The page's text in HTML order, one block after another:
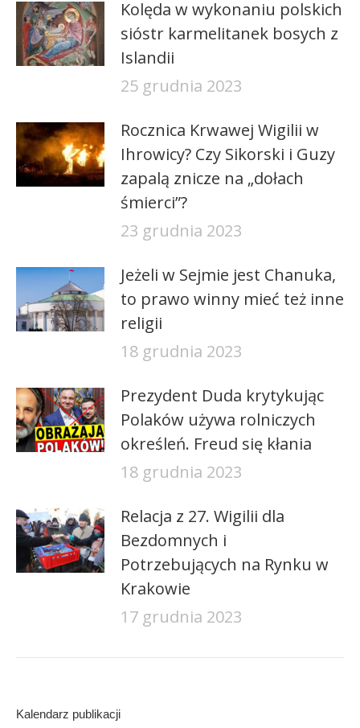
Kolęda w wykonaniu polskich
sióstr karmelitanek bosych z
Islandii
25 grudnia 2023
Rocznica Krwawej Wigilii w
Ihrowicy? Czy Sikorski i Guzy
zapalą znicze na „dołach
śmierci”?
23 grudnia 2023
Jeżeli w Sejmie jest Chanuka,
to prawo winny mieć też inne
religii
18 grudnia 2023
Prezydent Duda krytykując
Polaków używa rolniczych
określeń. Freud się kłania
18 grudnia 2023
Relacja z 27. Wigilii dla
Bezdomnych i
Potrzebujących na Rynku w
Krakowie
17 grudnia 2023
Kalendarz publikacji